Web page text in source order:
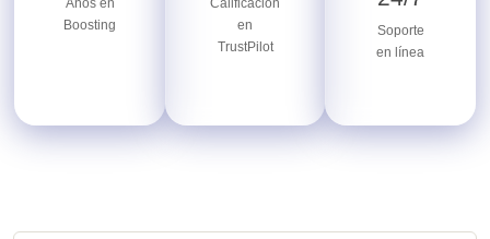
Boosting
en
TrustPilot
Soporte
en línea